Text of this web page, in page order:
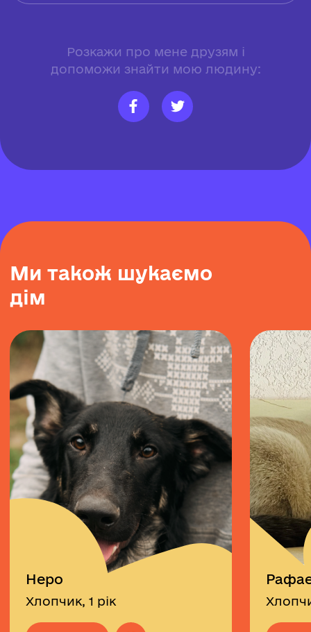
Розкажи про мене друзям і
допоможи знайти мою людину:
Ми також шукаємо
дім
Неро
Хлопчик, 1 рік